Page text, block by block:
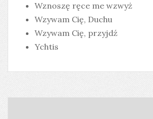
Wznoszę ręce me wzwyż
Wzywam Cię, Duchu
Wzywam Cię, przyjdź
Ychtis